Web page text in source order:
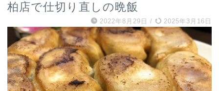
柏店で仕切り直しの晩飯
2022年8月29日 / 2025年3月16日